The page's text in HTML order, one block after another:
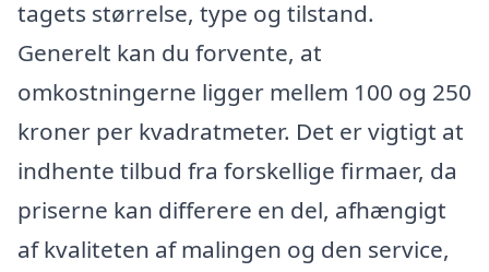
tagets størrelse, type og tilstand.
Generelt kan du forvente, at
omkostningerne ligger mellem 100 og 250
kroner per kvadratmeter. Det er vigtigt at
indhente tilbud fra forskellige firmaer, da
priserne kan differere en del, afhængigt
af kvaliteten af malingen og den service,